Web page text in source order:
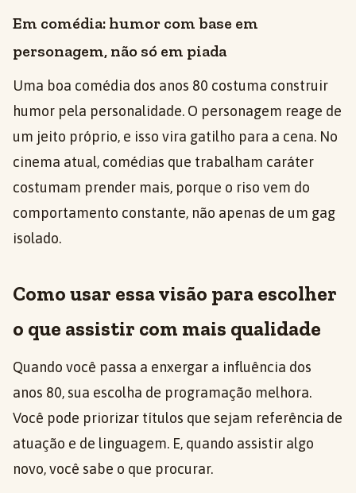
Em comédia: humor com base em
personagem, não só em piada
Uma boa comédia dos anos 80 costuma construir
humor pela personalidade. O personagem reage de
um jeito próprio, e isso vira gatilho para a cena. No
cinema atual, comédias que trabalham caráter
costumam prender mais, porque o riso vem do
comportamento constante, não apenas de um gag
isolado.
Como usar essa visão para escolher
o que assistir com mais qualidade
Quando você passa a enxergar a influência dos
anos 80, sua escolha de programação melhora.
Você pode priorizar títulos que sejam referência de
atuação e de linguagem. E, quando assistir algo
novo, você sabe o que procurar.